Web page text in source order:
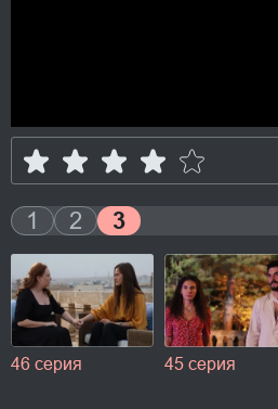
1 2 3
46 серия 45 серия